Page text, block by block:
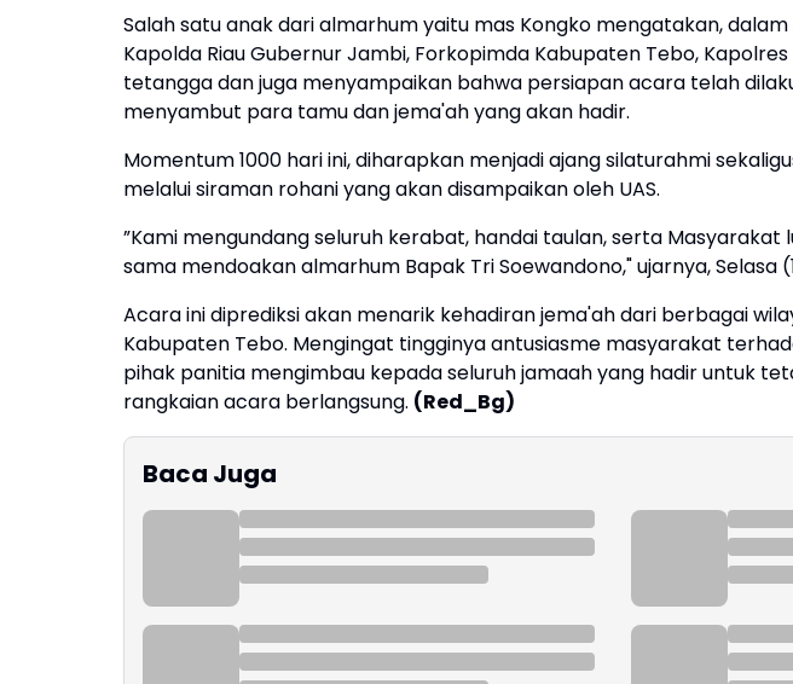
​Salah satu anak dari almarhum yaitu mas Kongko mengatakan,
Kapolda Riau Gubernur Jambi, Forkopimda Kabupaten Tebo,
tetangga dan juga menyampaikan bahwa persiapan acara telah
menyambut para tamu dan jema'ah yang akan hadir.
Momentum 1000 hari ini, diharapkan menjadi ajang silaturahmi
melalui siraman rohani yang akan disampaikan oleh UAS.
​”Kami mengundang seluruh kerabat, handai taulan, serta
sama mendoakan almarhum Bapak Tri Soewandono," ujarnya, Selasa
​Acara ini diprediksi akan menarik kehadiran jema'ah dari berbagai
Kabupaten Tebo. Mengingat tingginya antusiasme masyarakat
pihak panitia mengimbau kepada seluruh jamaah yang hadir untuk
rangkaian acara berlangsung. (Red_Bg)
Baca Juga